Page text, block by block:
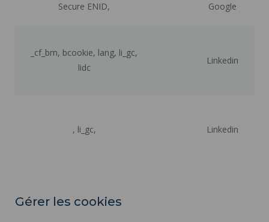
Secure ENID, Google
_cf_bm, bcookie, lang, li_gc,
lidc
Linkedin
, li_gc, Linkedin
Gérer les cookies